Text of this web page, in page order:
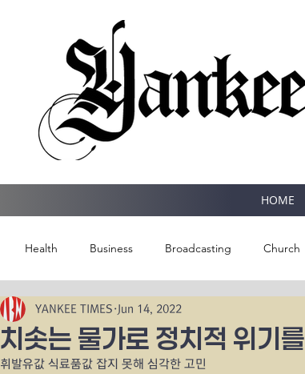
HOME
Health Business Broadcasting Church
치솟는 물가로 정치적 위기
YANKEE TIMES Jun 14, 2022
휘발유값 식료품값 잡지 못해 심각한 고민